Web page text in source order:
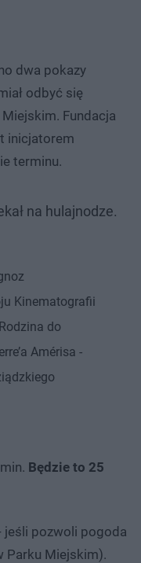
dwa pokazy
odbyć się
Fundacja
inicjatorem
terminu.
na hulajnodze.
Kinematografii
do
Amérisa -
Będzie to 25
jeśli pozwoli pogoda
Parku Miejskim).